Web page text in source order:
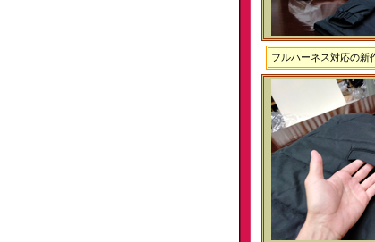
フルハーネス対応の新